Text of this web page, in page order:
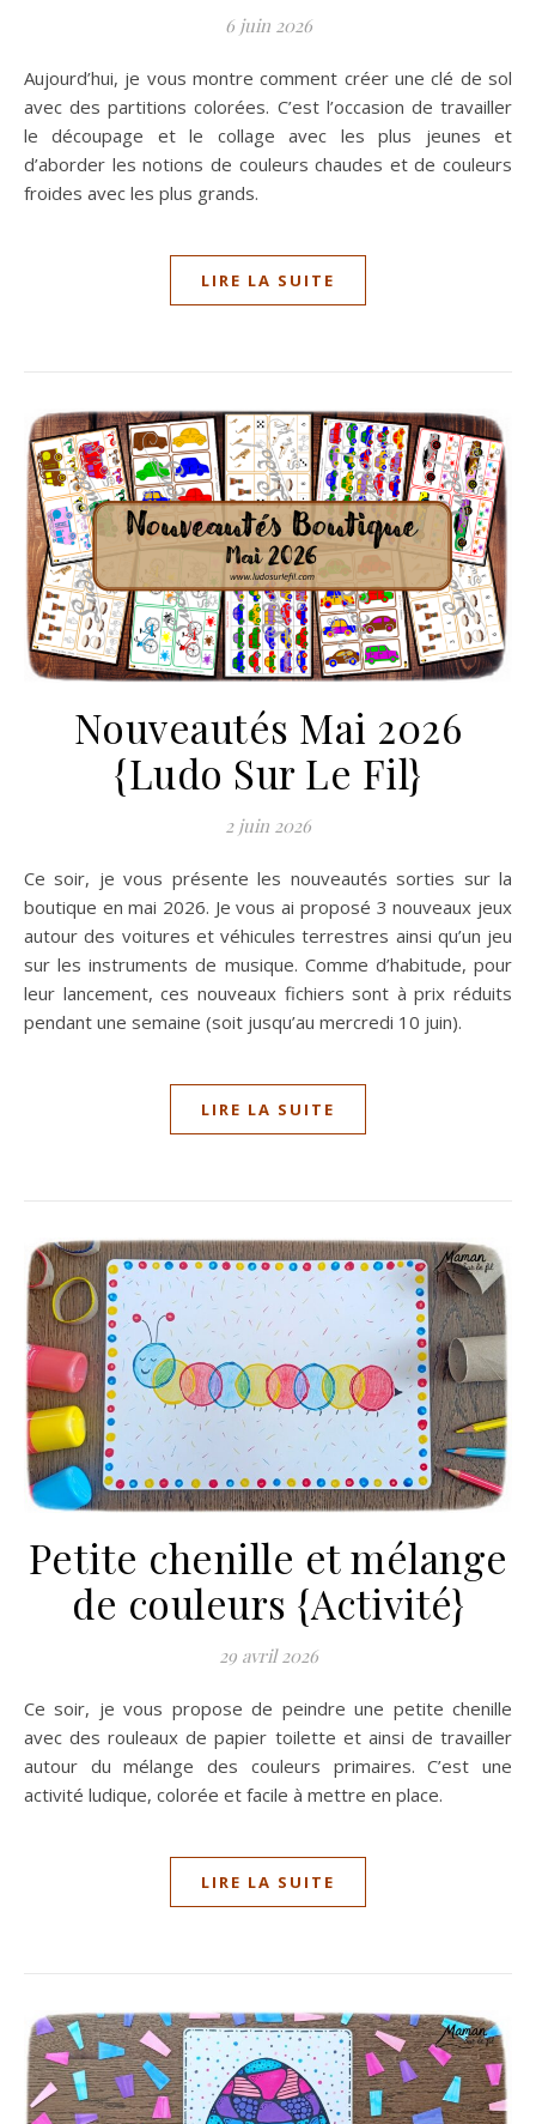
6 juin 2026
Aujourd’hui, je vous montre comment créer une clé de sol
avec des partitions colorées. C’est l’occasion de travailler
le découpage et le collage avec les plus jeunes et
d’aborder les notions de couleurs chaudes et de couleurs
froides avec les plus grands.
LIRE LA SUITE
Nouveautés Mai 2026
{Ludo Sur Le Fil}
2 juin 2026
Ce soir, je vous présente les nouveautés sorties sur la
boutique en mai 2026. Je vous ai proposé 3 nouveaux jeux
autour des voitures et véhicules terrestres ainsi qu’un jeu
sur les instruments de musique. Comme d’habitude, pour
leur lancement, ces nouveaux fichiers sont à prix réduits
pendant une semaine (soit jusqu’au mercredi 10 juin).
LIRE LA SUITE
Petite chenille et mélange
de couleurs {Activité}
29 avril 2026
Ce soir, je vous propose de peindre une petite chenille
avec des rouleaux de papier toilette et ainsi de travailler
autour du mélange des couleurs primaires. C’est une
activité ludique, colorée et facile à mettre en place.
LIRE LA SUITE